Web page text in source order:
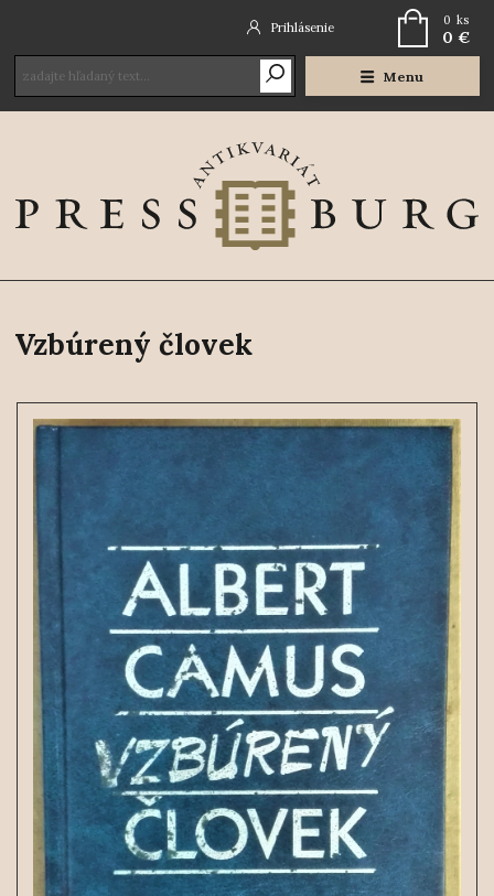
Menu
Prihlásenie 0 ks
0 €
Vzbúrený človek